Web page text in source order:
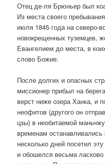
Отец де-ля Брюньер был
Из места своего
июля 1845 года на северо-
новокрещенных туземцев,
Евангелием до места, в
слово Божие.
После долгих и опасных
миссионер прибыл на
верст ниже озера Ханка, и
неофитов (другого он
цзы) в необитаемой
временам
несколько дней посетил
и обошелся весьма